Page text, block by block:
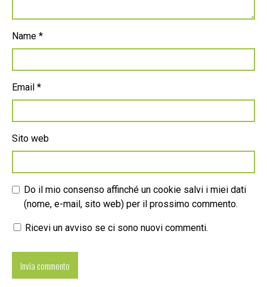
Name *
Email *
Sito web
Do il mio consenso affinché un cookie salvi i miei dati
(nome, e-mail, sito web) per il prossimo commento.
Ricevi un avviso se ci sono nuovi commenti.